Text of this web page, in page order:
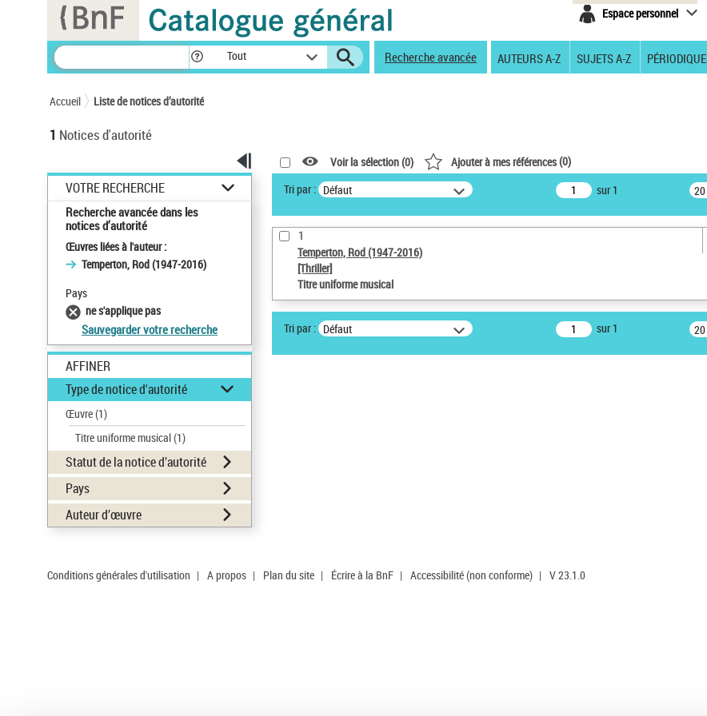
Espace personnel
Tout Recherche avancée AUTEURS A-Z SUJETS A-Z
Accueil Liste de notices d’autorité
1 Notices d'autorité
VOTRE RECHERCHE
Recherche avancée dans les
notices d’autorité
Œuvres liées à l'auteur :
Temperton, Rod (1947-2016)
Pays
ne s'applique pas
Sauvegarder votre recherche
AFFINER
Type de notice d'autorité
Œuvre(1)
Titre uniforme musical(1)
Statut de la notice d’autorité
Pays
Auteur d’œuvre
Voir la sélection (0) Ajouter à mes références(0)
Tri par : Défaut sur 1
1
Temperton, Rod (1947-2016)
[Thriller]
Titre uniforme musical
Tri par : Défaut sur 1
Conditions générales d'utilisation | A propos | Plan du site | Écrire à la BnF | Accessibilité (non conforme) | V 23.1.0
Panneau de gestion des cookies